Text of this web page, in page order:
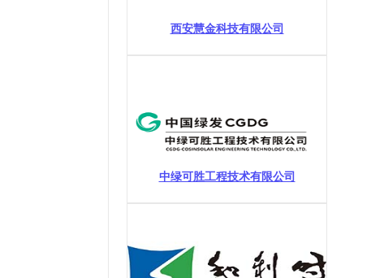
西安慧金科技有限公司
中绿可胜工程技术有限公司